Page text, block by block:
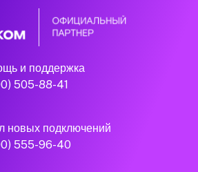
и поддержка
505-88-41
новых подключений
555-96-40
Ростелеком
интернет и